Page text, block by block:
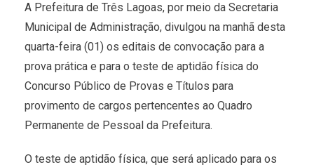
A Prefeitura de Três Lagoas, por meio da Secretaria
Municipal de Administração, divulgou na manhã desta
quarta-feira (01) os editais de convocação para a
prova prática e para o teste de aptidão física do
Concurso Público de Provas e Títulos para
provimento de cargos pertencentes ao Quadro
Permanente de Pessoal da Prefeitura.
O teste de aptidão física, que será aplicado para os